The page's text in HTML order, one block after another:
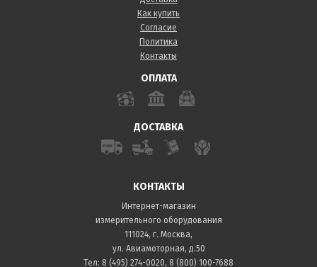
Как купить
Согласие
Политика
Контакты
ОПЛАТА
ДОСТАВКА
КОНТАКТЫ
Интернет-магазин
измерительного оборудования
111024, г. Москва,
ул. Авиамоторная, д.50
Тел: 8 (495) 274-0020, 8 (800) 100-7688